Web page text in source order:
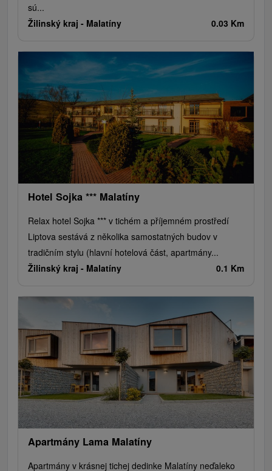
sú...
Žilinský kraj - Malatíny 0.03 Km
Hotel Sojka *** Malatíny
Relax hotel Sojka *** v tichém a příjemném prostředí
Liptova sestává z několika samostatných budov v
tradičním stylu (hlavní hotelová část, apartmány...
Žilinský kraj - Malatíny 0.1 Km
Apartmány Lama Malatíny
Apartmány v krásnej tichej dedinke Malatíny neďaleko